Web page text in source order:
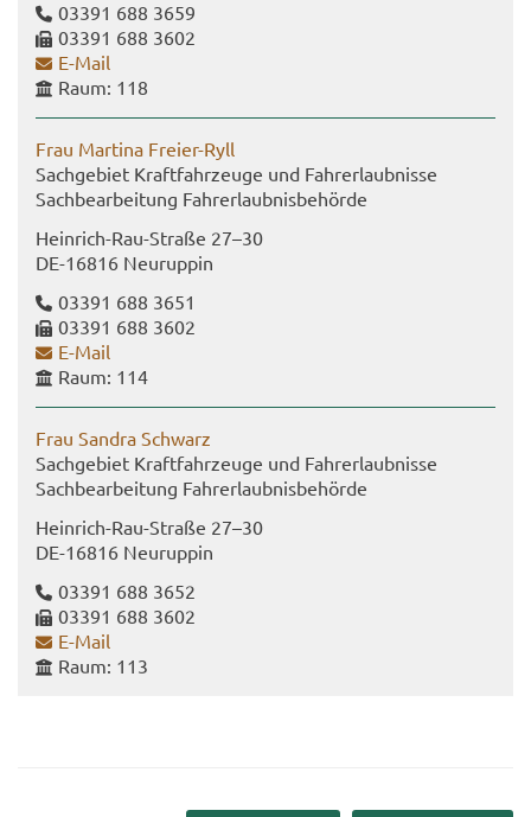
03391 688 3659
03391 688 3602
E-​Mail
Raum: 118
Frau Mar­ti­na Freier-​Ryll
Sach­ge­biet Kraft­fahr­zeu­ge und Fahr­erlaub­nis­se
Sach­be­ar­bei­tung Fahr­erlaub­nis­be­hör­de
Heinrich-​Rau-Straße 27–30
DE-​16816 Neu­rup­pin
03391 688 3651
03391 688 3602
E-​Mail
Raum: 114
Frau San­dra Schwarz
Sach­ge­biet Kraft­fahr­zeu­ge und Fahr­erlaub­nis­se
Sach­be­ar­bei­tung Fahr­erlaub­nis­be­hör­de
Heinrich-​Rau-Straße 27–30
DE-​16816 Neu­rup­pin
03391 688 3652
03391 688 3602
E-​Mail
Raum: 113